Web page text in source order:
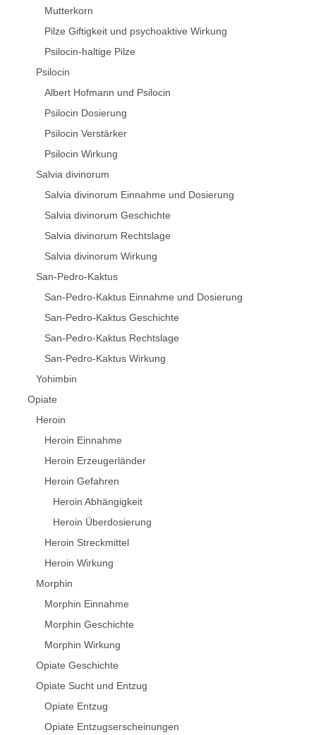
Mutterkorn
Pilze Giftigkeit und psychoaktive Wirkung
Psilocin-haltige Pilze
Psilocin
Albert Hofmann und Psilocin
Psilocin Dosierung
Psilocin Verstärker
Psilocin Wirkung
Salvia divinorum
Salvia divinorum Einnahme und Dosierung
Salvia divinorum Geschichte
Salvia divinorum Rechtslage
Salvia divinorum Wirkung
San-Pedro-Kaktus
San-Pedro-Kaktus Einnahme und Dosierung
San-Pedro-Kaktus Geschichte
San-Pedro-Kaktus Rechtslage
San-Pedro-Kaktus Wirkung
Yohimbin
Opiate
Heroin
Heroin Einnahme
Heroin Erzeugerländer
Heroin Gefahren
Heroin Abhängigkeit
Heroin Überdosierung
Heroin Streckmittel
Heroin Wirkung
Morphin
Morphin Einnahme
Morphin Geschichte
Morphin Wirkung
Opiate Geschichte
Opiate Sucht und Entzug
Opiate Entzug
Opiate Entzugserscheinungen